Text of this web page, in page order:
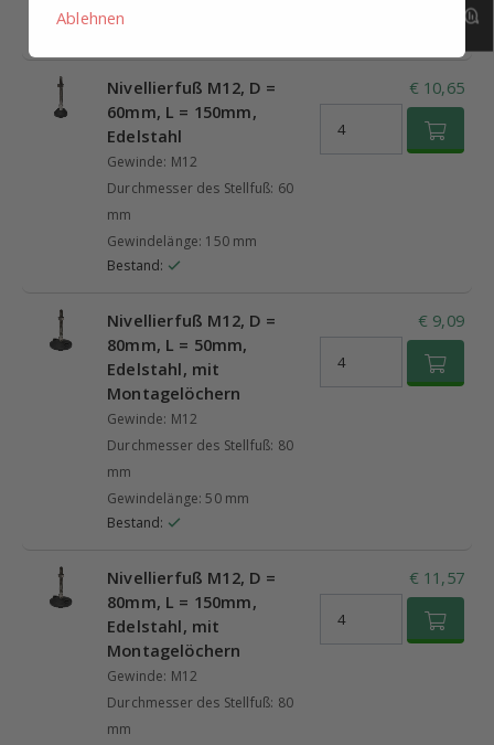
Nivellierfuß M12, D =
60mm, L = 150mm,
Edelstahl
Gewinde: M12
Durchmesser des Stellfuß: 60
mm
Gewindelänge: 150 mm
Bestand:
€ 10,65
Nivellierfuß M12, D =
80mm, L = 50mm,
Edelstahl, mit
Montagelöchern
Gewinde: M12
Durchmesser des Stellfuß: 80
mm
Gewindelänge: 50 mm
Bestand:
€ 9,09
Nivellierfuß M12, D =
80mm, L = 150mm,
Edelstahl, mit
Montagelöchern
Gewinde: M12
Durchmesser des Stellfuß: 80
mm
€ 11,57
Ablehnen